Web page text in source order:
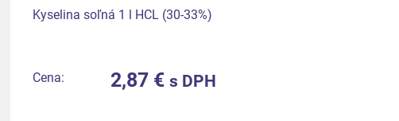
Kyselina soľná 1 l HCL (30-33%)
Cena: 2,87 € s DPH